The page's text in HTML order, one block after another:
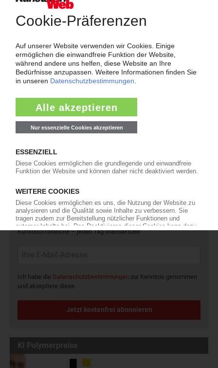
Namen und Köpfe
1.839
Branche
11
Kommentare
42
Interviews
16
In eigener Sache
Die wichtigsten Nachrichten und Neuigkeiten aus der
Kunststoffbranche – jeden Tag brandaktuell!
Ich habe die Datenschutzbestimmungen zur Kenntnis genommen
und akzeptiere diese.
Jetzt kostenfrei abonnieren
KI Polymerpreise